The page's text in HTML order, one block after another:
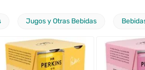
Jugos y Otras Bebidas